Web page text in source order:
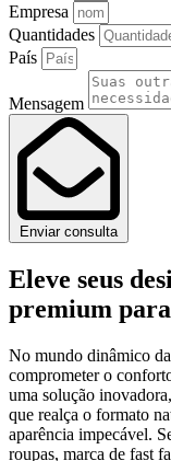
Empresa
Quantidades
País
Mensagem
Enviar consulta
Eleve seus
premium
No mundo dinâmico
comprometer o
uma solução
que realça o formato
aparência impecável.
roupas, marca de fast